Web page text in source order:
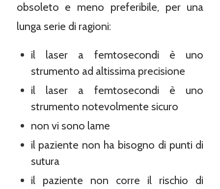
obsoleto e meno preferibile, per una
lunga serie di ragioni:
il laser a femtosecondi è uno
strumento ad altissima precisione
il laser a femtosecondi è uno
strumento notevolmente sicuro
non vi sono lame
il paziente non ha bisogno di punti di
sutura
il paziente non corre il rischio di